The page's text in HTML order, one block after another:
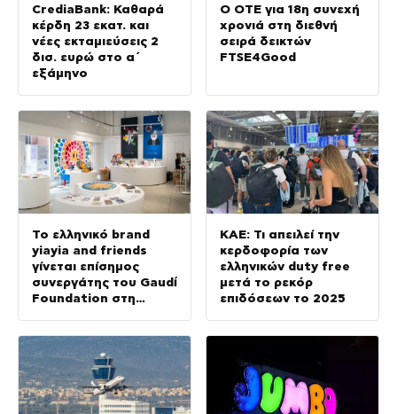
CrediaBank: Καθαρά
κέρδη 23 εκατ. και
νέες εκταμιεύσεις 2
δισ. ευρώ στο α΄
εξάμηνο
Ο ΟΤΕ για 18η συνεχή
χρονιά στη διεθνή
σειρά δεικτών
FTSE4Good
Το ελληνικό brand
yiayia and friends
γίνεται επίσημος
συνεργάτης του Gaudí
Foundation στη
ΚΑΕ: Τι απειλεί την
κερδοφορία των
ελληνικών duty free
μετά το ρεκόρ
επιδόσεων το 2025